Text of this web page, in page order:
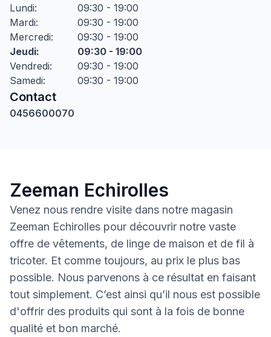
Lundi:
09:30 - 19:00
Mardi:
09:30 - 19:00
Mercredi:
09:30 - 19:00
Jeudi:
09:30 - 19:00
Vendredi:
09:30 - 19:00
Samedi: 09:30 - 19:00
Contact
0456600070
Zeeman Echirolles
Venez nous rendre visite dans notre magasin
Zeeman Echirolles pour découvrir notre vaste
offre de vêtements, de linge de maison et de fil à
tricoter. Et comme toujours, au prix le plus bas
possible. Nous parvenons à ce résultat en faisant
tout simplement. C’est ainsi qu’il nous est possible
d'offrir des produits qui sont à la fois de bonne
qualité et bon marché.